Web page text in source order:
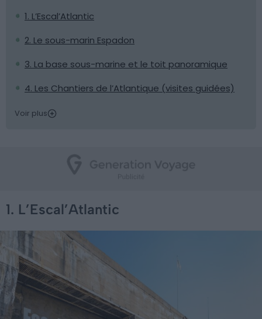
1. L’Escal’Atlantic
2. Le sous-marin Espadon
3. La base sous-marine et le toit panoramique
4. Les Chantiers de l’Atlantique (visites guidées)
Voir plus
1. L’Escal’Atlantic